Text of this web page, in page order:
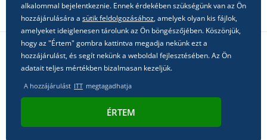
Kövessen minket a közösségi hálózatokon
alkalommal bejelentkeznie. Ennek érdekében szükségünk van az Ön
hozzájárulására a sütik feldolgozásához, amelyek olyan kis fájlok,
amelyeket ideiglenesen tárolunk az Ön böngészőjében. Köszönjük,
hogy az "Értem" gombra kattintva megadja nekünk ezt a
hozzájárulást, és segít nekünk a weboldal fejlesztésében. Az Ön
adatait teljes mértékben bizalmasan kezeljük.
A hozzájárulást ITT megtagadhatja
ÉRTEM